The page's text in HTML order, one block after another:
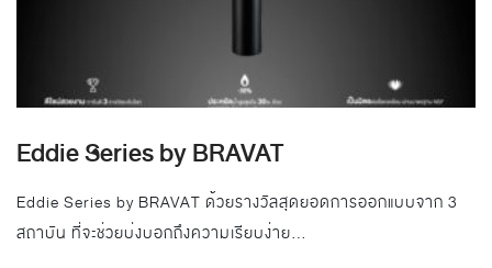
Eddie Series by BRAVAT
Eddie Series by BRAVAT ด้วยรางวัลสุดยอดการออกแบบจาก 3
สถาบัน ที่จะช่วยบ่งบอกถึงความเรียบง่าย…